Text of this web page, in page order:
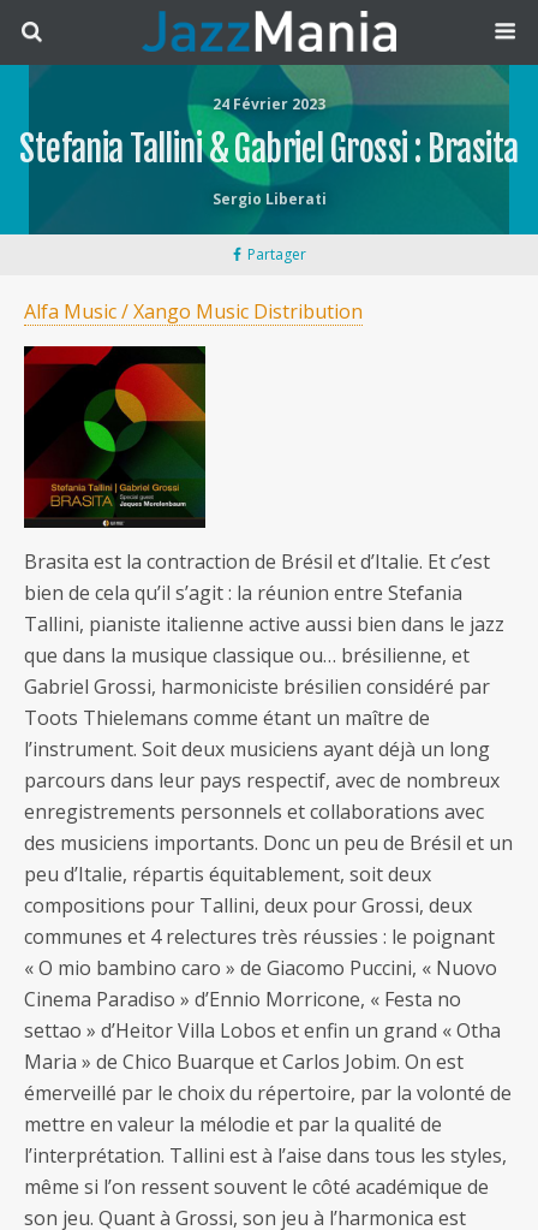
24 Février 2023
Stefania Tallini & Gabriel Grossi : Brasita
Sergio Liberati
Partager
Alfa Music / Xango Music Distribution
Brasita est la contraction de Brésil et d’Italie. Et c’est
bien de cela qu’il s’agit : la réunion entre Stefania
Tallini, pianiste italienne active aussi bien dans le jazz
que dans la musique classique ou… brésilienne, et
Gabriel Grossi, harmoniciste brésilien considéré par
Toots Thielemans comme étant un maître de
l’instrument. Soit deux musiciens ayant déjà un long
parcours dans leur pays respectif, avec de nombreux
enregistrements personnels et collaborations avec
des musiciens importants. Donc un peu de Brésil et un
peu d’Italie, répartis équitablement, soit deux
compositions pour Tallini, deux pour Grossi, deux
communes et 4 relectures très réussies : le poignant
« O mio bambino caro » de Giacomo Puccini, « Nuovo
Cinema Paradiso » d’Ennio Morricone, « Festa no
settao » d’Heitor Villa Lobos et enfin un grand « Otha
Maria » de Chico Buarque et Carlos Jobim. On est
émerveillé par le choix du répertoire, par la volonté de
mettre en valeur la mélodie et par la qualité de
l’interprétation. Tallini est à l’aise dans tous les styles,
même si l’on ressent souvent le côté académique de
son jeu. Quant à Grossi, son jeu à l’harmonica est